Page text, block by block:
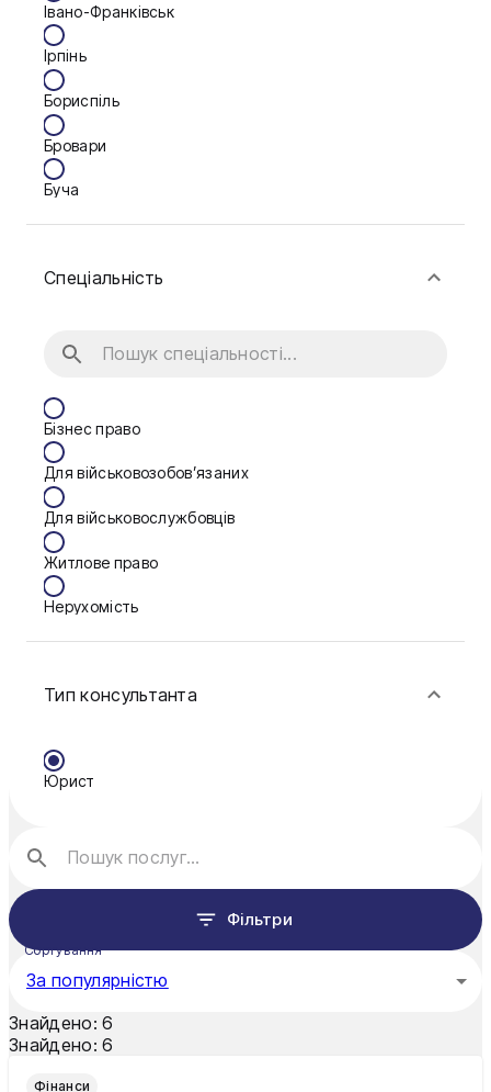
Івано-Франківськ
Ірпінь
Бориспіль
Бровари
Буча
Васильків
Дніпро
Запоріжжя
Калуш
Кам'янське
Ковель
Конотоп
Кропивницький
Миколаїв
Нікополь
Одеса
Олександрія
Павлоград
Спеціальність
Бізнес право
Для військовозобов’язаних
Для військовослужбовців
Житлове право
Нерухомість
Фінанси
Тип консультанта
Юрист
Фільтри
Сортування
За популярністю
Знайдено: 6
Знайдено: 6
Фінанси